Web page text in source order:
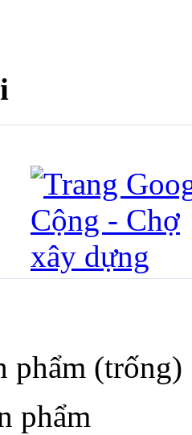
phẩm (trống)
phẩm